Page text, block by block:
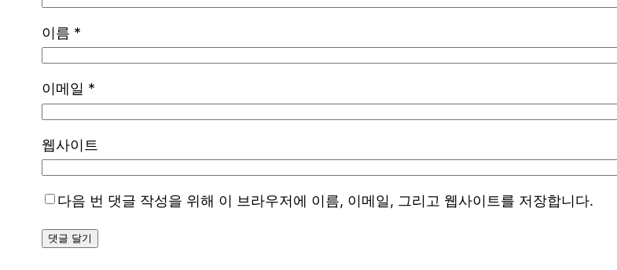
이름 *
이메일 *
웹사이트
다음 번 댓글 작성을 위해 이 브라우저에 이름, 이메일, 그리고 웹사이트를 저장합니다.